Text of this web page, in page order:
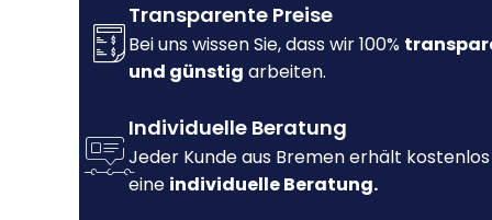
Transparente Preise
Bei uns wissen Sie, dass wir 100%
und günstig arbeiten.
Individuelle Beratung
Jeder Kunde aus Bremen erhält kostenlos
eine individuelle Beratung.